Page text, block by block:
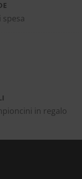
in regalo